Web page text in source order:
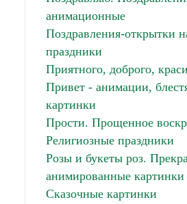
анимационные
Поздравления-открытки
праздники
Приятного, доброго,
Привет - анимации,
картинки
Прости. Прощенное
Религиозные праздники
Розы и букеты роз.
анимированные картинки
Сказочные картинки